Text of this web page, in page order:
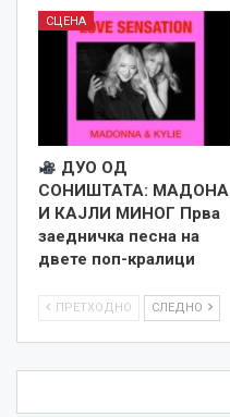
СЦЕНА
ДУО ОД
СОНИШТАТА: МАДОНА
И КАЈЛИ МИНОГ Прва
заедничка песна на
двете поп-кралици
ПРЕТХОДНО СЛЕДНО